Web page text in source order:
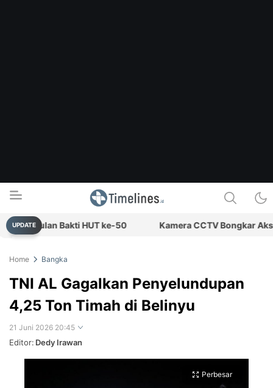
Timelines.id
Media Literasi, Sejarah & Budaya
UPDATE
Bulan Bakti HUT ke-50 Kamera CCTV Bongkar Aksi
Home Bangka
TNI AL Gagalkan Penyelundupan
4,25 Ton Timah di Belinyu
21 Juni 2026 20:45
Editor: Dedy Irawan
Perbesar